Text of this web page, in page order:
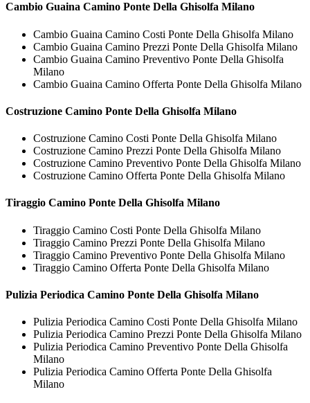
Cambio Guaina Camino Ponte Della Ghisolfa Milano
Cambio Guaina Camino Costi Ponte Della Ghisolfa Milano
Cambio Guaina Camino Prezzi Ponte Della Ghisolfa Milano
Cambio Guaina Camino Preventivo Ponte Della Ghisolfa
Milano
Cambio Guaina Camino Offerta Ponte Della Ghisolfa Milano
Costruzione Camino Ponte Della Ghisolfa Milano
Costruzione Camino Costi Ponte Della Ghisolfa Milano
Costruzione Camino Prezzi Ponte Della Ghisolfa Milano
Costruzione Camino Preventivo Ponte Della Ghisolfa Milano
Costruzione Camino Offerta Ponte Della Ghisolfa Milano
Tiraggio Camino Ponte Della Ghisolfa Milano
Tiraggio Camino Costi Ponte Della Ghisolfa Milano
Tiraggio Camino Prezzi Ponte Della Ghisolfa Milano
Tiraggio Camino Preventivo Ponte Della Ghisolfa Milano
Tiraggio Camino Offerta Ponte Della Ghisolfa Milano
Pulizia Periodica Camino Ponte Della Ghisolfa Milano
Pulizia Periodica Camino Costi Ponte Della Ghisolfa Milano
Pulizia Periodica Camino Prezzi Ponte Della Ghisolfa Milano
Pulizia Periodica Camino Preventivo Ponte Della Ghisolfa
Milano
Pulizia Periodica Camino Offerta Ponte Della Ghisolfa
Milano